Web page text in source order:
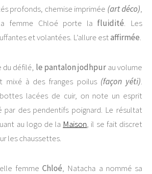
profonds, chemise imprimée (art déco),
femme Chloé porte la fluidité. Les
et volantées. L’allure estaffirmée.
du défilé, le pantalon jodhpurau volume
mixé à des franges poilus (façon yéti).
lacées de cuir, on note un esprit
par des pendentifs poignard. Le résultat
au logo de la Maison, il se fait discret
les chaussettes.
femme Chloé, Natacha a nommé sa